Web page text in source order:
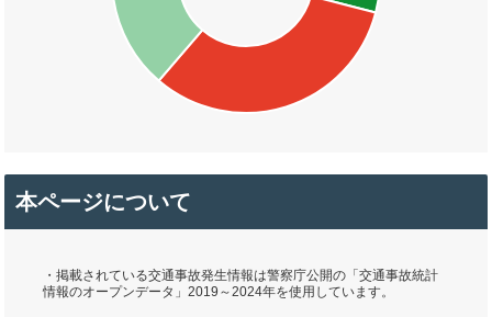
本ページについて
・掲載されている交通事故発生情報は警察庁公開の「交通事故統計
情報のオープンデータ」2019～2024年を使用しています。